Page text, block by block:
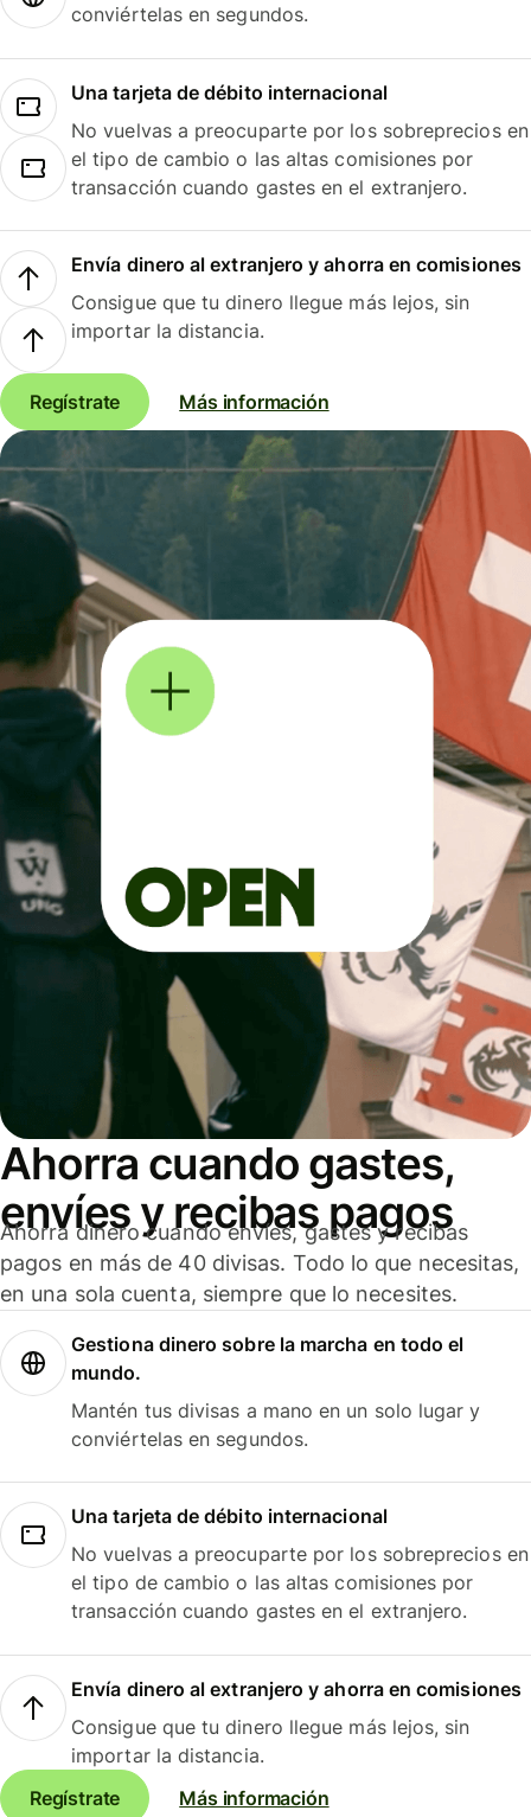
conviértelas en segundos.
Una tarjeta de débito internacional
No vuelvas a preocuparte por los sobreprecios en
el tipo de cambio o las altas comisiones por
transacción cuando gastes en el extranjero.
Envía dinero al extranjero y ahorra en comisiones
Consigue que tu dinero llegue más lejos, sin
importar la distancia.
Regístrate Más información
Ahorra cuando gastes,
envíes y recibas pagos
Ahorra dinero cuando envíes, gastes y recibas
pagos en más de 40 divisas. Todo lo que necesitas,
en una sola cuenta, siempre que lo necesites.
Gestiona dinero sobre la marcha en todo el
mundo.
Mantén tus divisas a mano en un solo lugar y
conviértelas en segundos.
Una tarjeta de débito internacional
No vuelvas a preocuparte por los sobreprecios en
el tipo de cambio o las altas comisiones por
transacción cuando gastes en el extranjero.
Envía dinero al extranjero y ahorra en comisiones
Consigue que tu dinero llegue más lejos, sin
importar la distancia.
Regístrate
Más información